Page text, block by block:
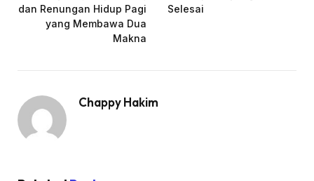
dan Renungan Hidup Pagi
yang Membawa Dua
Makna
Selesai
Chappy Hakim